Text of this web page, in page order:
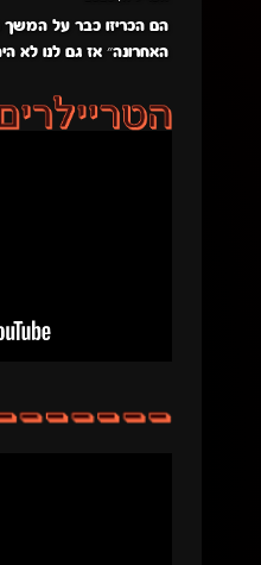
הם הכריזו כבר על המשך
האחרונה״ אז גם לנו לא